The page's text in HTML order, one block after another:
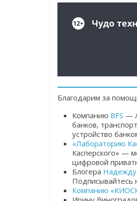
Благодарим за
Компанию BFS —
банков,
устройство
«Лабораторию
Касперского» —
цифровой
Блогера
Подписывайтесь
Компанию